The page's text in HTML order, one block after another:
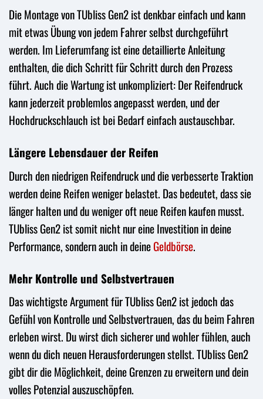
Die Montage von TUbliss Gen2 ist denkbar einfach und kann
mit etwas Übung von jedem Fahrer selbst durchgeführt
werden. Im Lieferumfang ist eine detaillierte Anleitung
enthalten, die dich Schritt für Schritt durch den Prozess
führt. Auch die Wartung ist unkompliziert: Der Reifendruck
kann jederzeit problemlos angepasst werden, und der
Hochdruckschlauch ist bei Bedarf einfach austauschbar.
Längere Lebensdauer der Reifen
Durch den niedrigen Reifendruck und die verbesserte Traktion
werden deine Reifen weniger belastet. Das bedeutet, dass sie
länger halten und du weniger oft neue Reifen kaufen musst.
TUbliss Gen2 ist somit nicht nur eine Investition in deine
Performance, sondern auch in deineGeldbörse.
Mehr Kontrolle und Selbstvertrauen
Das wichtigste Argument für TUbliss Gen2 ist jedoch das
Gefühl von Kontrolle und Selbstvertrauen, das du beim Fahren
erleben wirst. Du wirst dich sicherer und wohler fühlen, auch
wenn du dich neuen Herausforderungen stellst. TUbliss Gen2
gibt dir die Möglichkeit, deine Grenzen zu erweitern und dein
volles Potenzial auszuschöpfen.